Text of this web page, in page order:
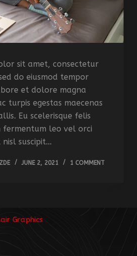
sit amet, consectetur
do eiusmod tempor
et dolore magna
turpis egestas maecenas
Eu scelerisque felis
fermentum leo vel orci
suscipit…
JUNE 2, 2021 1 COMMENT
Graphics